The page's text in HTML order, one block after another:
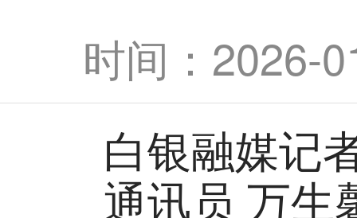
时间：2026-
白银融媒记
通讯员 万生